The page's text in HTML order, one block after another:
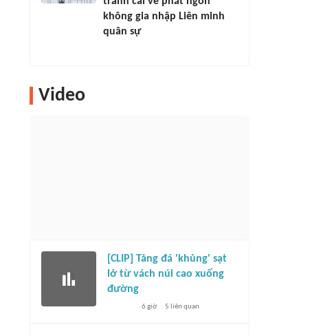
không gia nhập Liên minh
quân sự
Video
[CLIP] Tảng đá 'khủng' sạt
lở từ vách núi cao xuống
đường
6 giờ 5 liên quan